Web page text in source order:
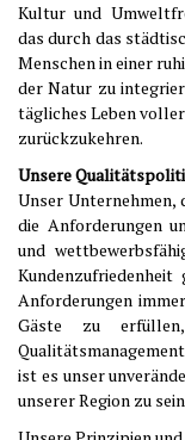
Kultur und
das durch das
Menschen in einer
der Natur zu
tägliches Leben
zurückzukehren.
Unsere
Unser
die Anforderungen
und
Anforderungen
Gäste zu
ist es unser
unserer Region zu